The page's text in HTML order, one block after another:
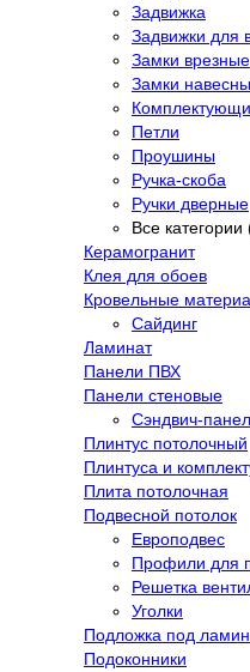
Задвижка
Задвижки для
Замки врезные
Замки
Петли
Проушины
Ручка-скоба
Ручки дверные
Все категории
Керамогранит
Клея для обоев
Кровельные
Сайдинг
Ламинат
Панели ПВХ
Панели стеновые
Сэндвич-
Плинтус потолочный
Плинтуса и
Плита потолочная
Подвесной потолок
Европодвес
Профили для
Решетка
Уголки
Подложка под
Подоконники